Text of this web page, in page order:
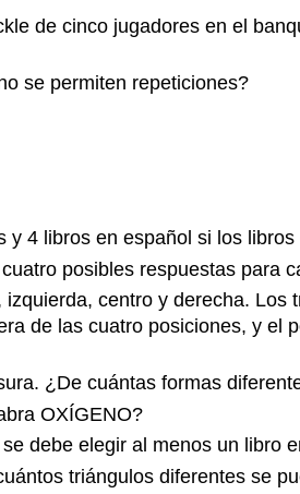
de cinco jugadores en el
se permiten repeticiones?
4 libros en español si los
posibles respuestas para
centro y derecha. Los
de las cuatro posiciones, y el
¿De cuántas formas
OXÍGENO?
debe elegir al menos un libro
triángulos diferentes se